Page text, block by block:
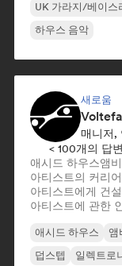
UK 가라지/베이스
하우스 음악
새로움
매니저,
< 100개의 답
애시드 하우스앰
아티스트의 커리
아티스트에게 건
아티스트에 관한
애시드 하우스 앰
덥스텝
일렉트로